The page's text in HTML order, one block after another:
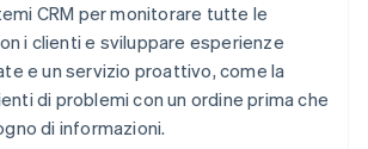
CRM per monitorare tutte le
i clienti e sviluppare esperienze
e un servizio proattivo, come la
di problemi con un ordine prima che
di informazioni.